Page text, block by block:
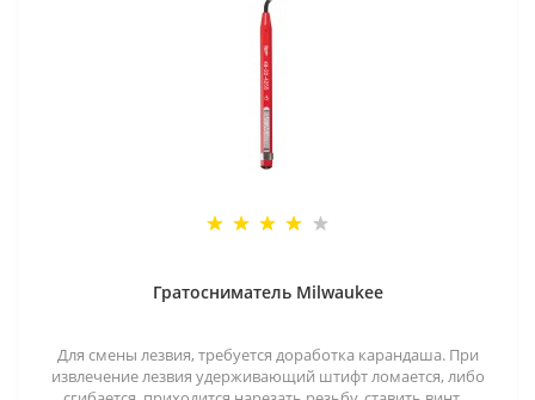
Гратосниматель Milwaukee
Для смены лезвия, требуется доработка карандаша. При
извлечение лезвия удерживающий штифт ломается, либо